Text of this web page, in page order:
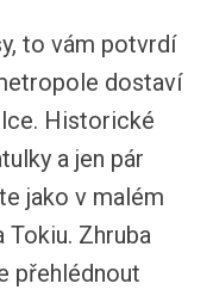
to vám potvrdí
dostaví
Historické
a jen pár
jako v malém
Tokiu. Zhruba
přehlédnout